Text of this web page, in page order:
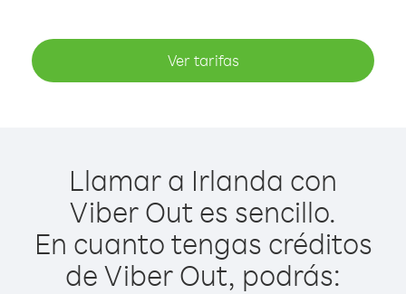
Ver tarifas
Llamar a Irlanda con
Viber Out es sencillo.
En cuanto tengas créditos
de Viber Out, podrás: